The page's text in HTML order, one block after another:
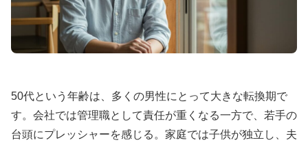
🌟 ウデナイト：韓国発13時間継続の高級薬
🇰🇷 韓国ザイデナ と同成分の希少品
⏳
11〜13時間 の超長時間効果
💎
ウデナフィル 100mg プレミアム処方
50代という年齢は、多くの男性にとって大きな転換期で
す。会社では管理職として責任が重くなる一方で、若手の
台頭にプレッシャーを感じる。家庭では子供が独立し、夫